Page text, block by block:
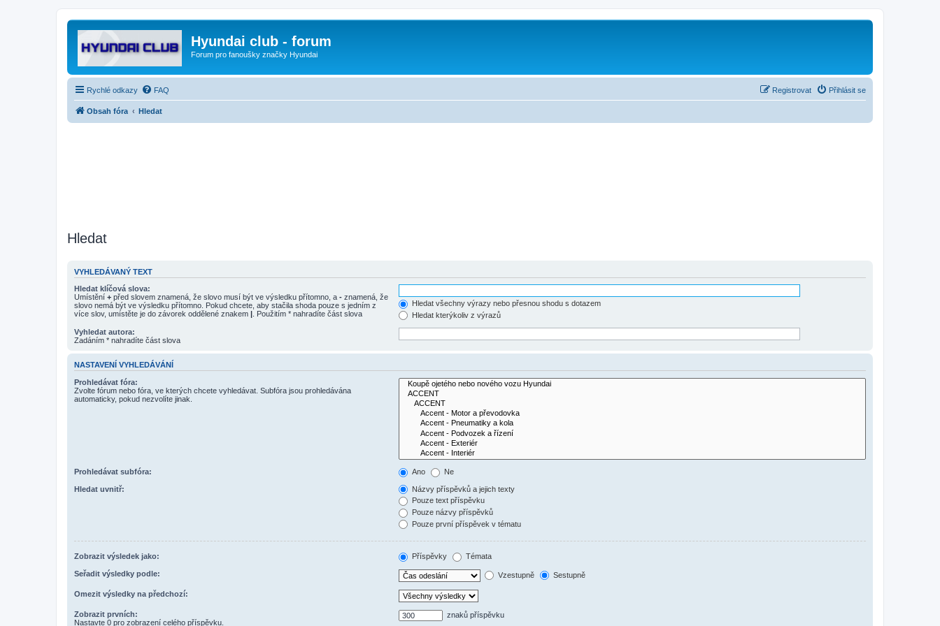
Hyundai club - forum
Forum pro fanoušky značky Hyundai
Rychlé odkazy FAQ Přihlásit se
Registrovat
Obsah fóra Hledat
Hledat
VYHLEDÁVANÝ TEXT
Hledat klíčová slova:
Umístění + před slovem znamená, že slovo musí být ve výsledku přítomno, a - znamená, že
slovo nemá být ve výsledku přítomno. Pokud chcete, aby stačila shoda pouze s jedním z
více slov, umístěte je do závorek oddělené znakem | . Použitím * nahradíte část slova
Hledat všechny výrazy nebo přesnou shodu s dotazem
Hledat kterýkoliv z výrazů
Vyhledat autora:
Zadáním * nahradíte část slova
NASTAVENÍ VYHLEDÁVÁNÍ
Prohledávat fóra:
Zvolte fórum nebo fóra, ve kterých chcete vyhledávat. Subfóra jsou prohledávána
automaticky, pokud nezvolíte jinak.
Prohledávat subfóra: Ano Ne
Hledat uvnitř:
Názvy příspěvků a jejich texty
Pouze text příspěvku
Pouze názvy příspěvků
Pouze první příspěvek v tématu
Zobrazit výsledek jako: Příspěvky Témata
Seřadit výsledky podle: Vzestupně Sestupně
Omezit výsledky na předchozí:
Zobrazit prvních:
Nastavte 0 pro zobrazení celého příspěvku.
znaků příspěvku